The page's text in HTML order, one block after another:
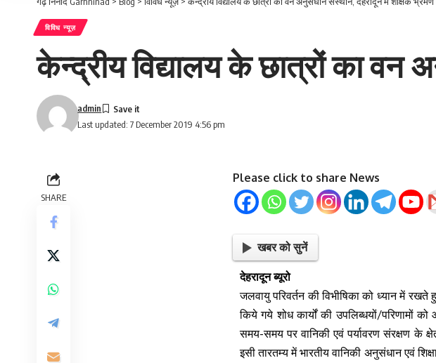
विविध न्यूज़
केन्द्रीय विद्यालय के छात्रों का
Last updated: 7 December 2019 4:56 pm
admin
SHARE
Please click to share News
खबर को सुनें
देहरादून ब्यूरो
जलवायु परिवर्तन की विभीषिका को ध्यान में
किये गये शोध कार्यों की उपलिब्धयों/
समय-समय पर वानिकी एवं पर्यावरण संरक्षण के
इसी तारतम्य में भारतीय वानिकी अनुसंधान एवं